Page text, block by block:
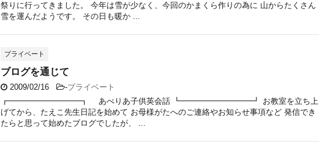
祭りに行ってきました。 今年は雪が少なく、今回のかまくら作りの為に 山からたくさん
雪を運んだようです。 その日も暖か ...
プライベート
ブログを通じて
2009/02/16 -プライベート
┏━━━━━━━━━┓ あべりあ子供英会話 ┗━━━━━━━━━┛ お教室を立ち上
げてから、たえこ先生日記を始めて お母様がたへのご連絡やお知らせ事項など 発信でき
たらと思って始めたブログでしたが、 ...